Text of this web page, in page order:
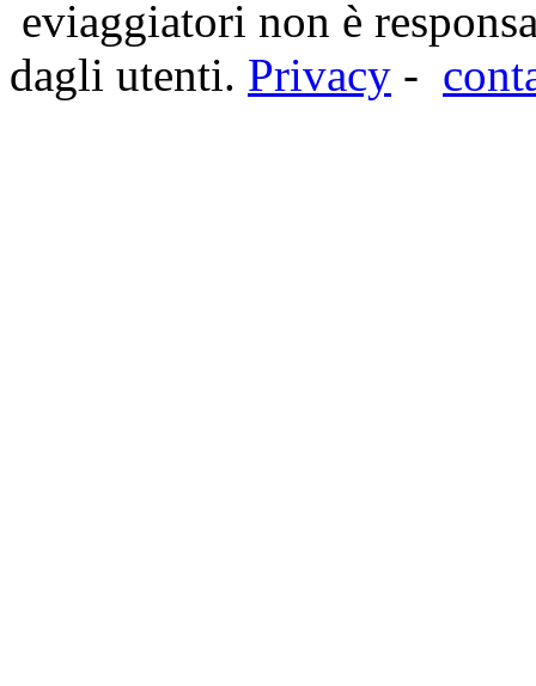
eviaggiatori non è
dagli utenti. Privacy -